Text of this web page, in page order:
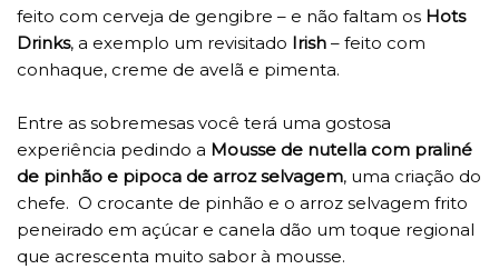
feito com cerveja de gengibre – e não faltam os Hots
Drinks, a exemplo um revisitado Irish – feito com
conhaque, creme de avelã e pimenta.
Entre as sobremesas você terá uma gostosa
experiência pedindo a Mousse de nutella com praliné
de pinhão e pipoca de arroz selvagem, uma criação do
chefe. O crocante de pinhão e o arroz selvagem frito
peneirado em açúcar e canela dão um toque regional
que acrescenta muito sabor à mousse.